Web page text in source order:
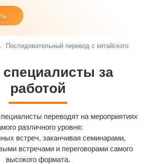
Последовательный перевод с китайского
за
работой
переводят на мероприятиях
различного уровня:
встреч, заканчивая семинарами,
встречами и переговорами самого
высокого формата.